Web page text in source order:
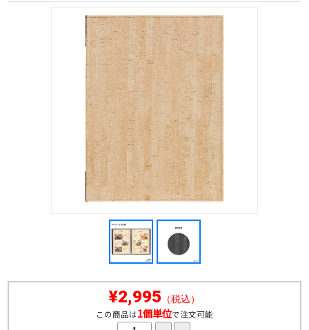
¥2,995 （税込）
この商品は1個単位で注文可能